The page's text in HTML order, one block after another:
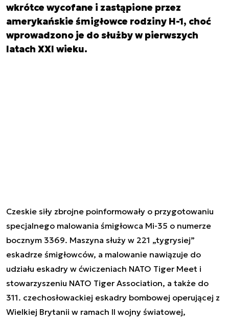
wkrótce wycofane i zastąpione przez
amerykańskie śmigłowce rodziny H-1, choć
wprowadzono je do służby w pierwszych
latach XXI wieku.
Czeskie siły zbrojne poinformowały o przygotowaniu
specjalnego malowania śmigłowca Mi-35 o numerze
bocznym 3369. Maszyna służy w 221 „tygrysiej”
eskadrze śmigłowców, a malowanie nawiązuje do
udziału eskadry w ćwiczeniach NATO Tiger Meet i
stowarzyszeniu NATO Tiger Association, a także do
311. czechosłowackiej eskadry bombowej operującej z
Wielkiej Brytanii w ramach II wojny światowej,